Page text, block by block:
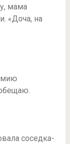
мама
«Доча, на
соседка-